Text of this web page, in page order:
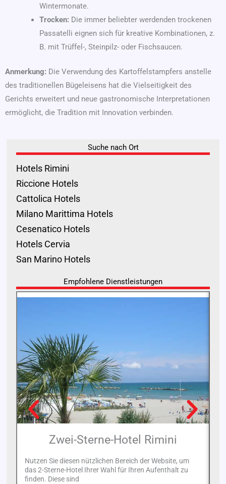
Wintermonate.
Trocken: Die immer beliebter werdenden trockenen
Passatelli eignen sich für kreative Kombinationen, z.
B. mit Trüffel-, Steinpilz- oder Fischsaucen.
Anmerkung: Die Verwendung des Kartoffelstampfers anstelle
des traditionellen Bügeleisens hat die Vielseitigkeit des
Gerichts erweitert und neue gastronomische Interpretationen
ermöglicht, die Tradition mit Innovation verbinden.
Suche nach Ort
Hotels Rimini
Riccione Hotels
Cattolica Hotels
Milano Marittima Hotels
Cesenatico Hotels
Hotels Cervia
San Marino Hotels
Empfohlene Dienstleistungen
Zwei-Sterne-Hotel Rimini
Nutzen Sie diesen nützlichen Bereich der Website, um
das 2-Sterne-Hotel Ihrer Wahl für Ihren Aufenthalt zu
finden. Diese sind